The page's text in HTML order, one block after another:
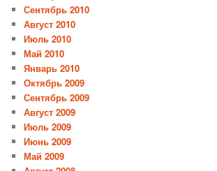
Сентябрь 2010
Август 2010
Июль 2010
Май 2010
Январь 2010
Октябрь 2009
Сентябрь 2009
Август 2009
Июль 2009
Июнь 2009
Май 2009